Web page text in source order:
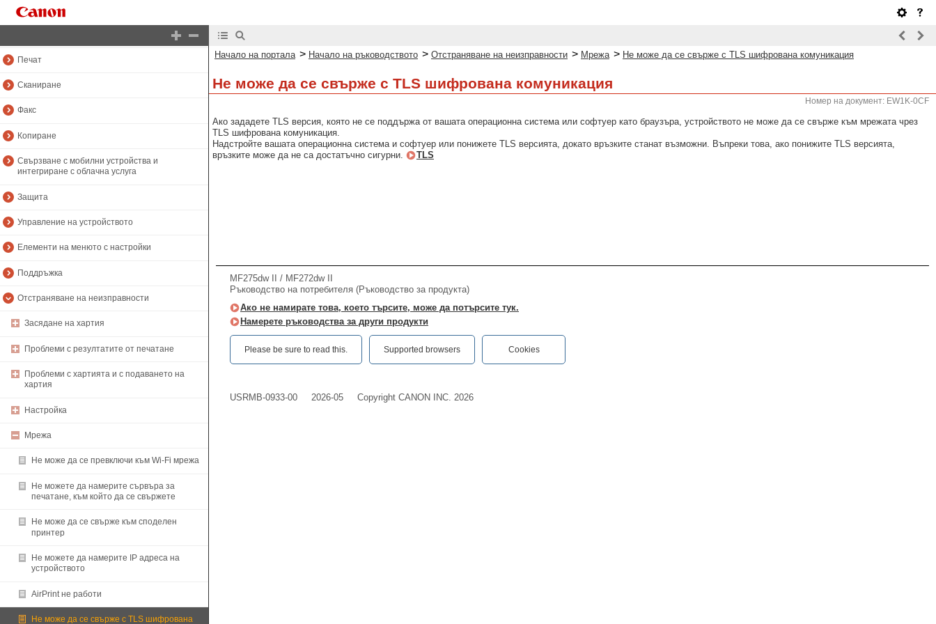
Настройка
Печат
Сканиране
Факс
Копиране
Свързване с мобилни устройства и
интегриране с облачна услуга
Защита
Управление на устройството
Елементи на менюто с настройки
Поддръжка
Отстраняване на неизправности
Засядане на хартия
Проблеми с резултатите от печатане
Проблеми с хартията и с подаването на
хартия
Настройка
Мрежа
Не може да се превключи към Wi-Fi мрежа
Не можете да намерите сървъра за
печатане, към който да се свържете
Не може да се свърже към споделен
принтер
Не можете да намерите IP адреса на
устройството
AirPrint не работи
Не може да се свърже с TLS шифрована
Начало на портала > Начало на ръководството > Отстраняване на неизправности > Мрежа > Не може да се свърже с TLS шифрована комуникация
Не може да се свърже с TLS шифрована комуникация
Номер на документ: EW1K-0CF
Ако зададете TLS версия, която не се поддържа от вашата операционна система или софтуер като браузъра, устройството не може да се свърже към мрежата чрез
TLS шифрована комуникация.
Надстройте вашата операционна система и софтуер или понижете TLS версията, докато връзките станат възможни. Въпреки това, ако понижите TLS версията,
връзките може да не са достатъчно сигурни.
TLS
MF275dw II / MF272dw II
Ръководство на потребителя (Ръководство за продукта)
Ако не намирате това, което търсите, може да потърсите тук.
Намерете ръководства за други продукти
Please be sure to read this.‎ Supported browsers Cookies
USRMB-0933-00 2026-05 Copyright CANON INC. 2026